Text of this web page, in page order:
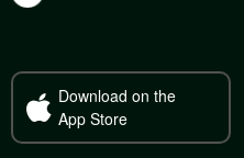
Download on the
App Store